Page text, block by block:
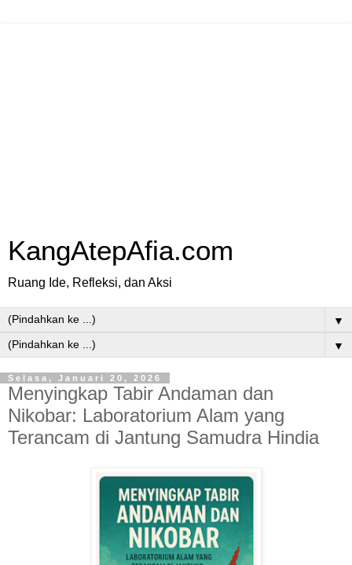
KangAtepAfia.com
Ruang Ide, Refleksi, dan Aksi
▼
▼
Selasa, Januari 20, 2026
Menyingkap Tabir Andaman dan
Nikobar: Laboratorium Alam yang
Terancam di Jantung Samudra Hindia